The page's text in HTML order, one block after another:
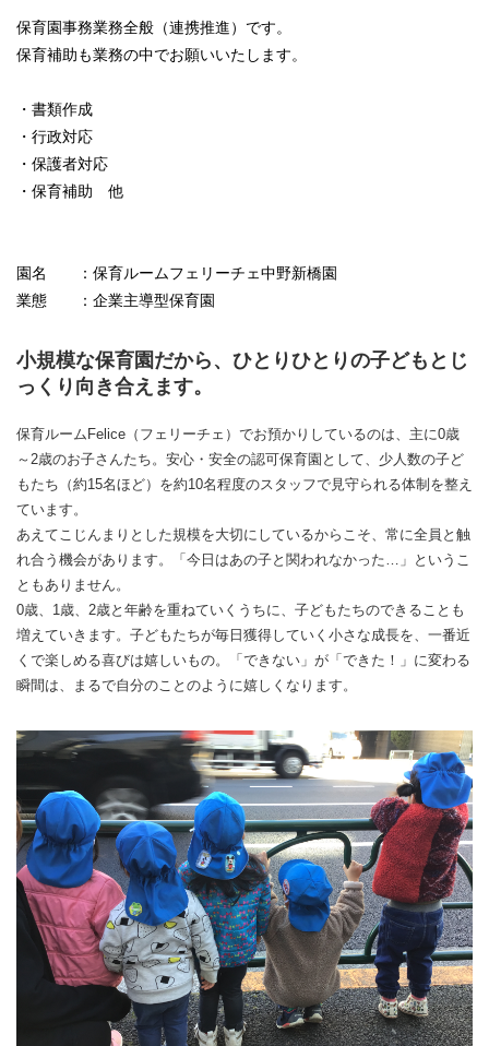
保育園事務業務全般（連携推進）です。
保育補助も業務の中でお願いいたします。
・書類作成
・行政対応
・保護者対応
・保育補助 他
園名 ：保育ルームフェリーチェ中野新橋園
業態 ：企業主導型保育園
小規模な保育園だから、ひとりひとりの子どもとじ
っくり向き合えます。
保育ルームFelice（フェリーチェ）でお預かりしているのは、主に0歳
～2歳のお子さんたち。安心・安全の認可保育園として、少人数の子ど
もたち（約15名ほど）を約10名程度のスタッフで見守られる体制を整え
ています。
あえてこじんまりとした規模を大切にしているからこそ、常に全員と触
れ合う機会があります。「今日はあの子と関われなかった…」というこ
ともありません。
0歳、1歳、2歳と年齢を重ねていくうちに、子どもたちのできることも
増えていきます。子どもたちが毎日獲得していく小さな成長を、一番近
くで楽しめる喜びは嬉しいもの。「できない」が「できた！」に変わる
瞬間は、まるで自分のことのように嬉しくなります。